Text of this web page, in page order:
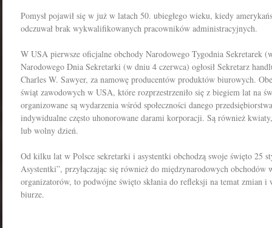
Pomysł pojawił się w już w latach 50. ubiegłego wieku, kiedy
odczuwał brak wykwalifikowanych pracowników administracyjnych.
W USA pierwsze oficjalne obchody Narodowego Tygodnia Sekretarek
Narodowego Dnia Sekretarki (w dniu 4 czerwca) ogłosił Sekretarz
Charles W. Sawyer, za namowę producentów produktów biurowych.
świąt zawodowych w USA, które rozprzestrzeniło się z biegiem lat na
organizowane są wydarzenia wśród społeczności danego
indywidualne często uhonorowane darami korporacji. Są również
lub wolny dzień.
Od kilku lat w Polsce sekretarki i asystentki obchodzą swoje święto 25
Asystentki”, przyłączając się również do międzynarodowych
organizatorów, to podwójne święto skłania do refleksji na temat zmian
biurze.